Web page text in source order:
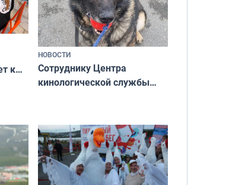
к
НОВОСТИ
Сотруднику Центра
кинологической службы